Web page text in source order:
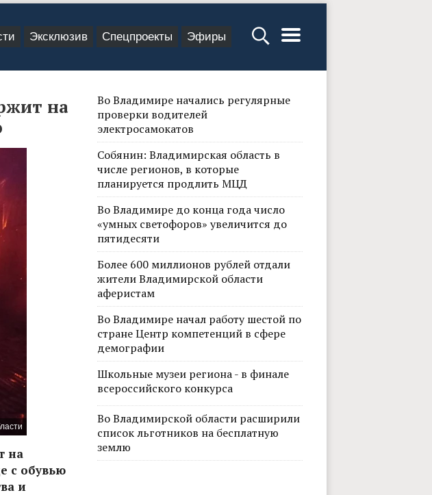
Эксклюзив Спецпроекты Эфиры
на
на
с обувью
и
Во Владимире начались регулярные
проверки водителей
электросамокатов
Собянин: Владимирская область в
числе регионов, в которые
планируется продлить МЦД
Во Владимире до конца года число
«умных светофоров» увеличится до
пятидесяти
Более 600 миллионов рублей отдали
жители Владимирской области
аферистам
Во Владимире начал работу шестой по
стране Центр компетенций в сфере
демографии
Школьные музеи региона - в финале
всероссийского конкурса
Во Владимирской области расширили
список льготников на бесплатную
землю